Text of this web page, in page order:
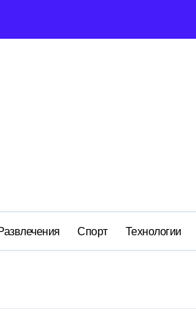
защиты Отечества»
ударов по складам Wildberries?
обратились в СК
Спорт Технологии